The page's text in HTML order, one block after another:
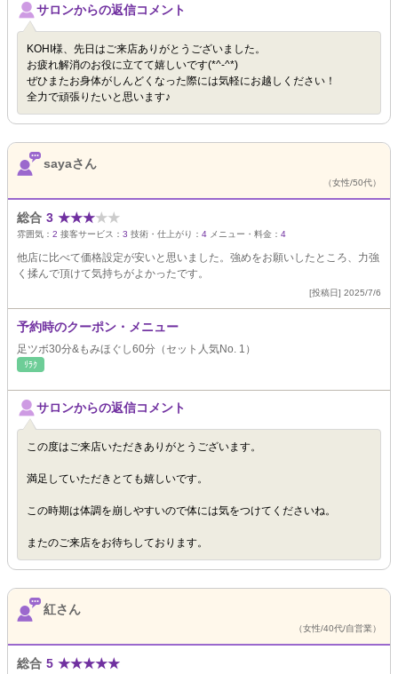
サロンからの返信コメント
KOHI様、先日はご来店ありがとうございました。
お疲れ解消のお役に立てて嬉しいです(*^-^*)
ぜひまたお身体がしんどくなった際には気軽にお越しください！
全力で頑張りたいと思います♪
sayaさん
（女性/50代）
総合 3 ★★★★★
雰囲気： 2 接客サービス： 3 技術・仕上がり： 4 メニュー・料金： 4
他店に比べて価格設定が安いと思いました。強めをお願いしたところ、力強
く揉んで頂けて気持ちがよかったです。
[投稿日] 2025/7/6
予約時のクーポン・メニュー
足ツボ30分&もみほぐし60分（セット人気No. 1）
ﾘﾗｸ
サロンからの返信コメント
この度はご来店いただきありがとうございます。
満足していただきとても嬉しいです。
この時期は体調を崩しやすいので体には気をつけてくださいね。
またのご来店をお待ちしております。
紅さん
（女性/40代/自営業）
総合 5 ★★★★★